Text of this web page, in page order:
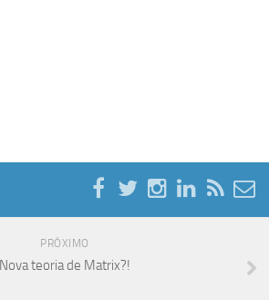
PRÓXIMO
Nova teoria de Matrix?!